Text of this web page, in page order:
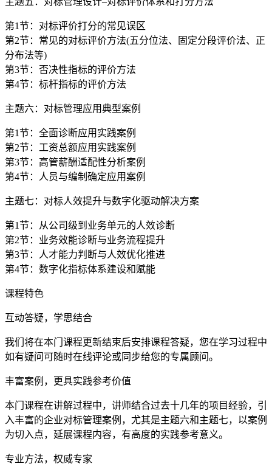
第1节：对标评价打分的常见误区
第2节：常见的对标评价方法(五分位法、固定分段评价法、正
分布法等)
第3节：否决性指标的评价方法
第4节：标杆指标的评价方法
主题六：对标管理应用典型案例
第1节：全面诊断应用实践案例
第2节：工资总额应用实践案例
第3节：高管薪酬适配性分析案例
第4节：人员与编制确定应用案例
主题七：对标人效提升与数字化驱动解决方案
第1节：从公司级到业务单元的人效诊断
第2节：业务效能诊断与业务流程提升
第3节：人才能力判断与人效优化推进
第4节：数字化指标体系建设和赋能
课程特色
互动答疑，学思结合
我们将在本门课程更新结束后安排课程答疑，您在学习过程中
如有疑问可随时在线评论或同步给您的专属顾问。
丰富案例，更具实践参考价值
本门课程在讲解过程中，讲师结合过去十几年的项目经验，引
入丰富的企业对标管理案例，尤其是主题六和主题七，以案例
为切入点，延展课程内容，有高度的实践参考意义。
专业方法，权威专家